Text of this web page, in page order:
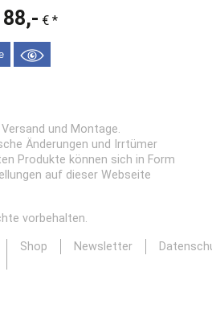
88,- € *
und Montage.
Änderungen und Irrtümer
Produkte können sich in Form
auf dieser Webseite
vorbehalten.
Shop Newsletter